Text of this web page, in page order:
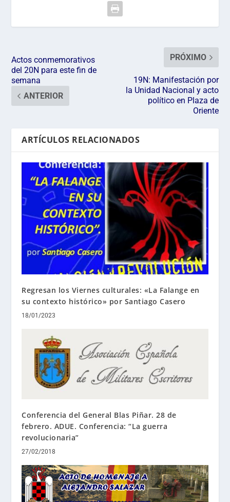
Actos conmemorativos
del 20N para este fin de
semana
ANTERIOR
PRÓXIMO
19N: Manifestación por
la Unidad Nacional y acto
político en Plaza de
Oriente
ARTÍCULOS RELACIONADOS
Regresan los Viernes culturales: «La Falange en
su contexto histórico» por Santiago Casero
18/01/2023
Conferencia del General Blas Piñar. 28 de
febrero. ADUE. Conferencia: “La guerra
revolucionaria”
27/02/2018